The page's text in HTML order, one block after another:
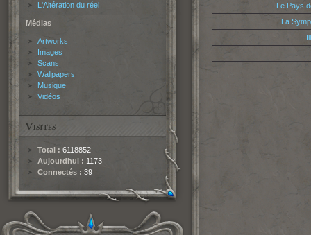
L'Altération du réel
Médias
Artworks
Images
Scans
Wallpapers
Musique
Vidéos
Total : 6118852
Aujourdhui : 1173
Connectés : 39
Le Pays
La